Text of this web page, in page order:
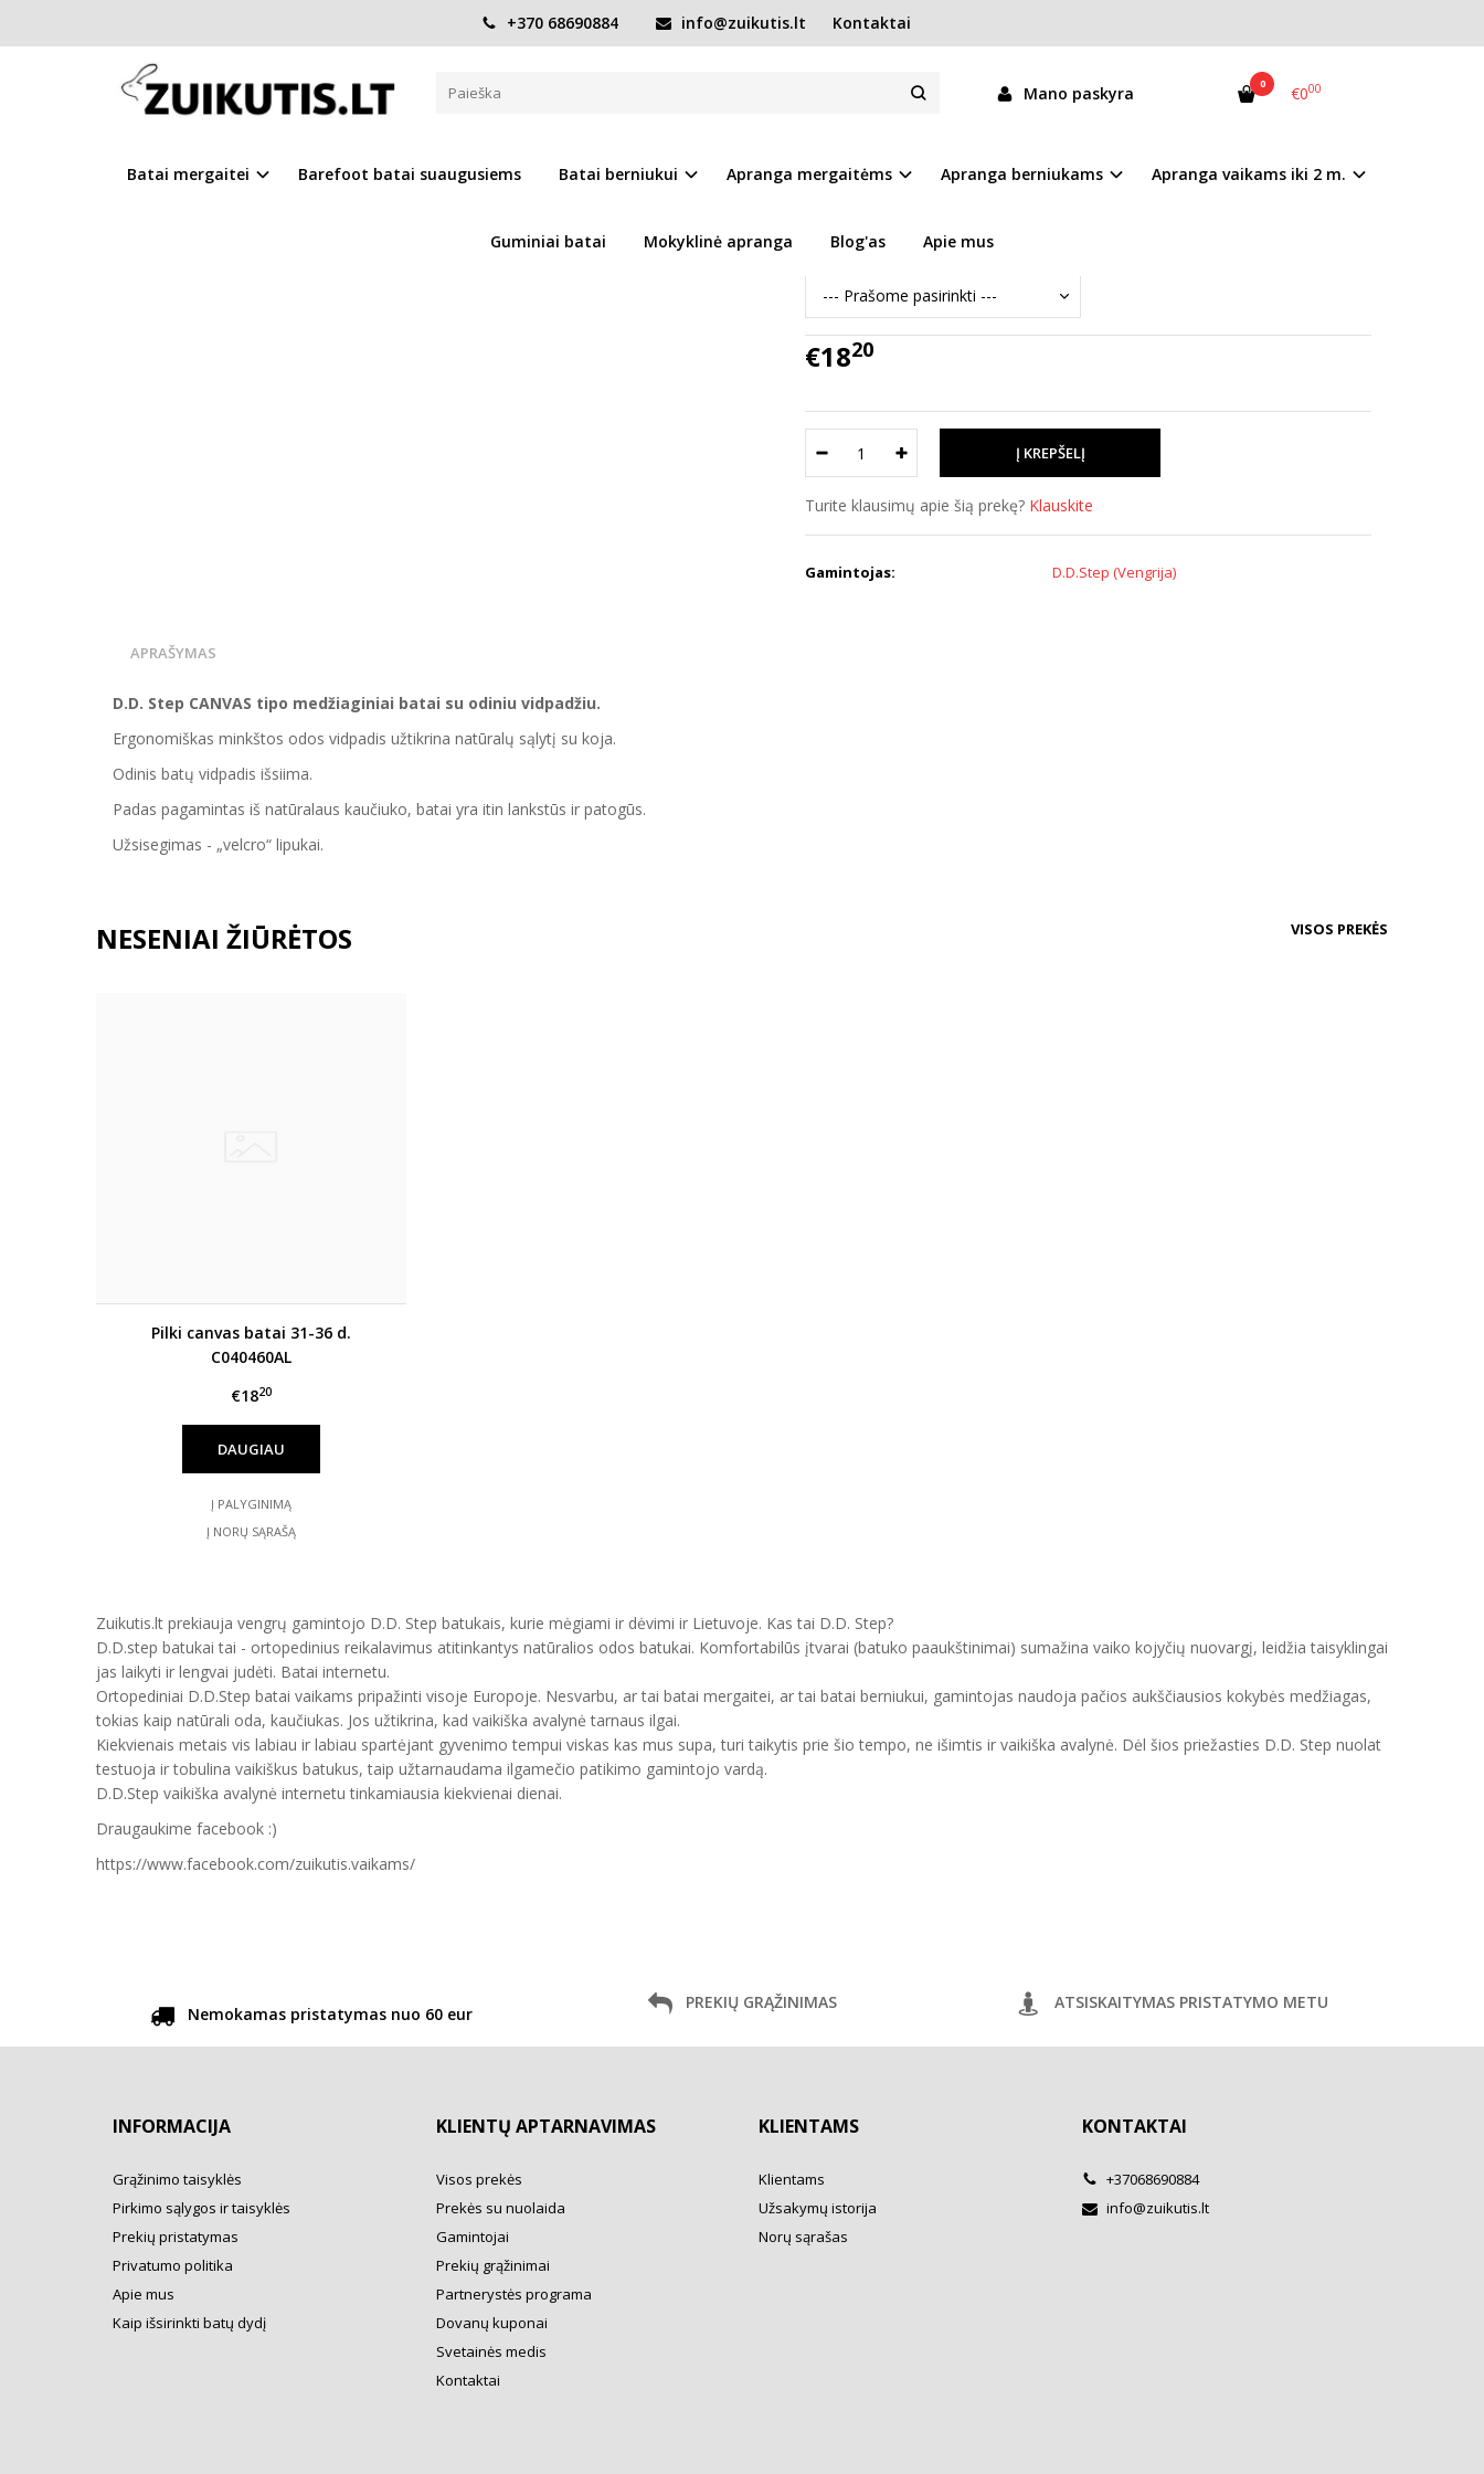
+370 68690884 info@zuikutis.lt Kontaktai
Mano paskyra 0 €000
Batai mergaitei Barefoot batai suaugusiems Batai berniukui Apranga mergaitėms Apranga berniukams Apranga vaikams iki 2 m.
Guminiai batai Mokyklinė apranga Blog'as Apie mus
Pagrindinis Batai mergaitei CANVAS Pilki canvas batai 31-36 d. C040460AL
PILKI CANVAS BATAI 31-36 D. C040460AL
Į PALYGINIMĄ Į NORŲ SĄRAŠĄ
Prekės kodas:
11169-C040460AL
Pasirinkite dydį :
€1820
Turite klausimų apie šią prekę? Klauskite
Gamintojas: D.D.Step (Vengrija)
APRAŠYMAS
D.D. Step CANVAS tipo medžiaginiai batai su odiniu vidpadžiu.
Ergonomiškas minkštos odos vidpadis užtikrina natūralų sąlytį su koja.
Odinis batų vidpadis išsiima.
Padas pagamintas iš natūralaus kaučiuko, batai yra itin lankstūs ir patogūs.
Užsisegimas - „velcro“ lipukai.
NESENIAI ŽIŪRĖTOS VISOS PREKĖS
Pilki canvas batai 31-36 d.
C040460AL
€1820
DAUGIAU
Į PALYGINIMĄ
Į NORŲ SĄRAŠĄ
Zuikutis.lt prekiauja vengrų gamintojo D.D. Step batukais, kurie mėgiami ir dėvimi ir Lietuvoje. Kas tai D.D. Step?
D.D.step batukai tai - ortopedinius reikalavimus atitinkantys natūralios odos batukai. Komfortabilūs įtvarai (batuko paaukštinimai) sumažina vaiko kojyčių nuovargį, leidžia taisyklingai
jas laikyti ir lengvai judėti. Batai internetu.
Ortopediniai D.D.Step batai vaikams pripažinti visoje Europoje. Nesvarbu, ar tai batai mergaitei, ar tai batai berniukui, gamintojas naudoja pačios aukščiausios kokybės medžiagas,
tokias kaip natūrali oda, kaučiukas. Jos užtikrina, kad vaikiška avalynė tarnaus ilgai.
Kiekvienais metais vis labiau ir labiau spartėjant gyvenimo tempui viskas kas mus supa, turi taikytis prie šio tempo, ne išimtis ir vaikiška avalynė. Dėl šios priežasties D.D. Step nuolat
testuoja ir tobulina vaikiškus batukus, taip užtarnaudama ilgamečio patikimo gamintojo vardą.
D.D.Step vaikiška avalynė internetu tinkamiausia kiekvienai dienai.
Draugaukime facebook :)
https://www.facebook.com/zuikutis.vaikams/
Nemokamas pristatymas nuo 60 eur
PREKIŲ GRĄŽINIMAS ATSISKAITYMAS PRISTATYMO METU
INFORMACIJA
Grąžinimo taisyklės
Pirkimo sąlygos ir taisyklės
Prekių pristatymas
Privatumo politika
Apie mus
Kaip išsirinkti batų dydį
KLIENTŲ APTARNAVIMAS
Visos prekės
Prekės su nuolaida
Gamintojai
Prekių grąžinimai
Partnerystės programa
Dovanų kuponai
Svetainės medis
Kontaktai
KLIENTAMS
Klientams
Užsakymų istorija
Norų sąrašas
KONTAKTAI
+37068690884
info@zuikutis.lt